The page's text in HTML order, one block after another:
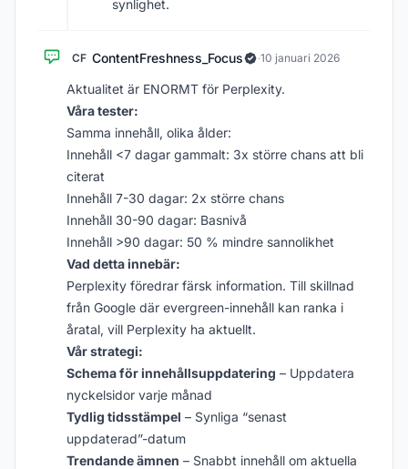
synlighet.
CF ContentFreshness_Focus ·10 januari 2026
Aktualitet är ENORMT för Perplexity.
Våra tester:
Samma innehåll, olika ålder:
Innehåll <7 dagar gammalt: 3x större chans att bli
citerat
Innehåll 7-30 dagar: 2x större chans
Innehåll 30-90 dagar: Basnivå
Innehåll >90 dagar: 50 % mindre sannolikhet
Vad detta innebär:
Perplexity föredrar färsk information. Till skillnad
från Google där evergreen-innehåll kan ranka i
åratal, vill Perplexity ha aktuellt.
Vår strategi:
Schema för innehållsuppdatering – Uppdatera
nyckelsidor varje månad
Tydlig tidsstämpel – Synliga “senast
uppdaterad”-datum
Trendande ämnen – Snabbt innehåll om aktuella